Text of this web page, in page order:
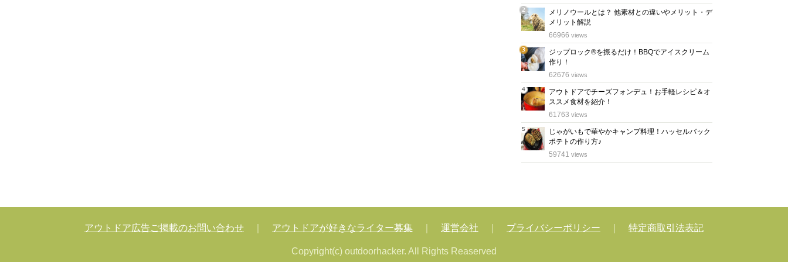
2
位
メリノウールとは？ 他素材との違いやメリット・デ
メリット解説
66966 views
3
位
ジップロック®を振るだけ！BBQでアイスクリーム
作り！
62676 views
4
位
アウトドアでチーズフォンデュ！お手軽レシピ＆オ
ススメ食材を紹介！
61763 views
5
位
じゃがいもで華やかキャンプ料理！ハッセルバック
ポテトの作り方♪
59741 views
アウトドア広告ご掲載のお問い合わせ アウトドアが好きなライター募集 運営会社 プライバシーポリシー 特定商取引法表記
Copyright(c) outdoorhacker. All Rights Reaserved